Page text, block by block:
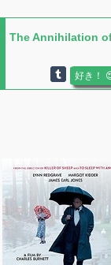
The Annihilation